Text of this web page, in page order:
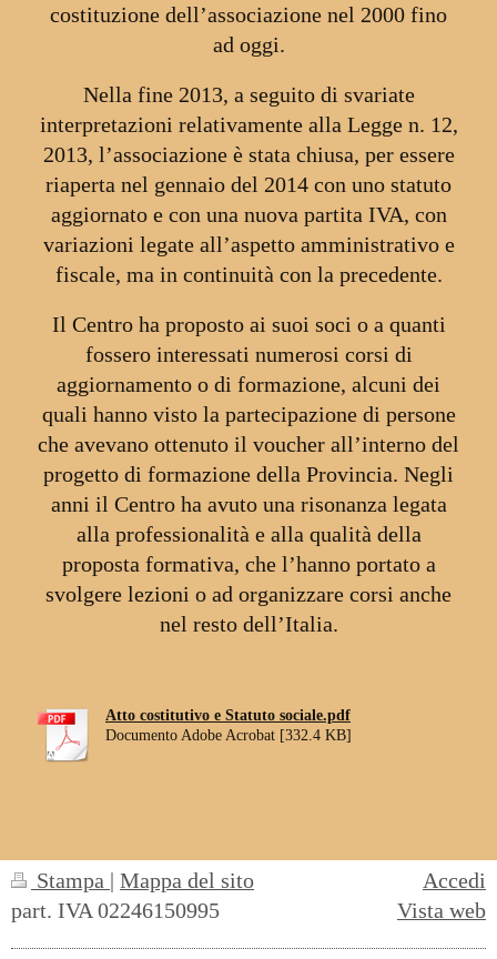
costituzione dell’associazione nel 2000 fino
ad oggi.
Nella fine 2013, a seguito di svariate
interpretazioni relativamente alla Legge n. 12,
2013, l’associazione è stata chiusa, per essere
riaperta nel gennaio del 2014 con uno statuto
aggiornato e con una nuova partita IVA, con
variazioni legate all’aspetto amministrativo e
fiscale, ma in continuità con la precedente.
Il Centro ha proposto ai suoi soci o a quanti
fossero interessati numerosi corsi di
aggiornamento o di formazione, alcuni dei
quali hanno visto la partecipazione di persone
che avevano ottenuto il voucher all’interno del
progetto di formazione della Provincia. Negli
anni il Centro ha avuto una risonanza legata
alla professionalità e alla qualità della
proposta formativa, che l’hanno portato a
svolgere lezioni o ad organizzare corsi anche
nel resto dell’Italia.
Atto costitutivo e Statuto sociale.pdf
Documento Adobe Acrobat [332.4 KB]
Stampa | Mappa del sito
part. IVA 02246150995
Accedi
Vista web